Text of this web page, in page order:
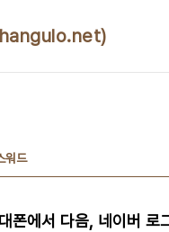
워드
폰에서 다음, 네이버 로